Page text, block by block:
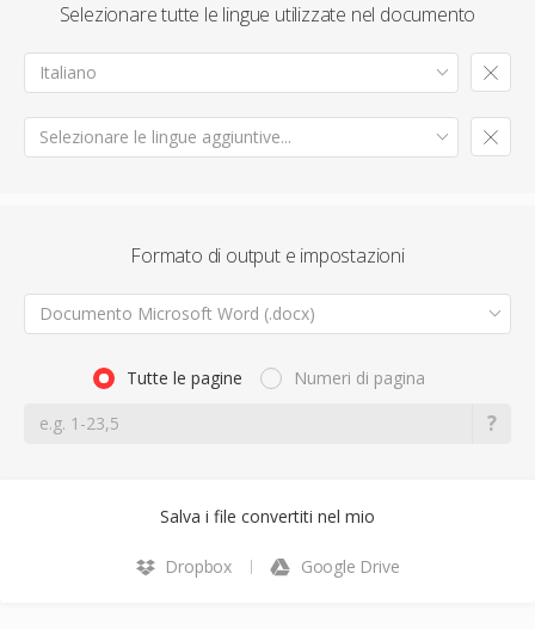
Selezionare tutte le lingue utilizzate nel documento
Italiano
Selezionare le lingue aggiuntive...
Formato di output e impostazioni
Documento Microsoft Word (.docx)
Tutte le pagine Numeri di pagina
Salva i file convertiti nel mio
Dropbox Google Drive